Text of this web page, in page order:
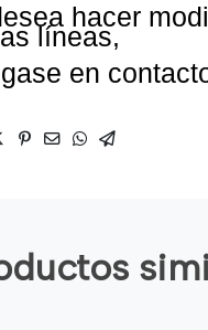
hacer
líneas,
en